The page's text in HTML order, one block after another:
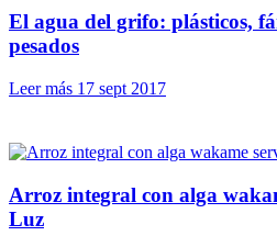
El agua del grifo: plásticos,
pesados
Leer más 17 sept 2017
Arroz integral con alga
Luz